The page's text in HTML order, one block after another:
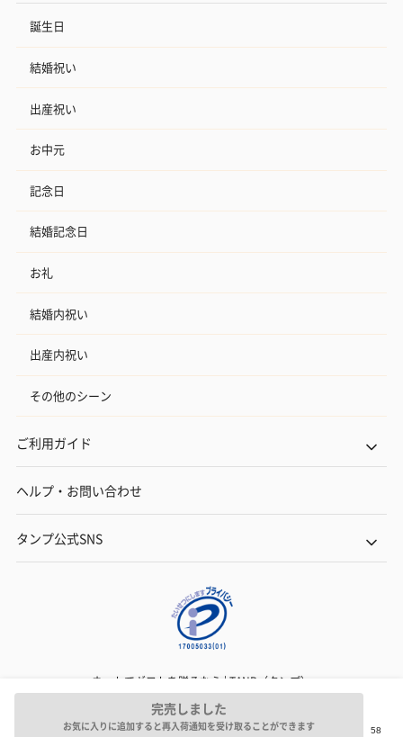
完売しました
お気に入りに追加すると再入荷通知を受け取ることができます
誕生日
結婚祝い
出産祝い
お中元
記念日
結婚記念日
お礼
結婚内祝い
出産内祝い
その他のシーン
ご利用ガイド
ヘルプ・お問い合わせ
タンプ公式SNS
ネットでギフトを贈るなら | TANP（タンプ）
Copyright© TANP Inc.